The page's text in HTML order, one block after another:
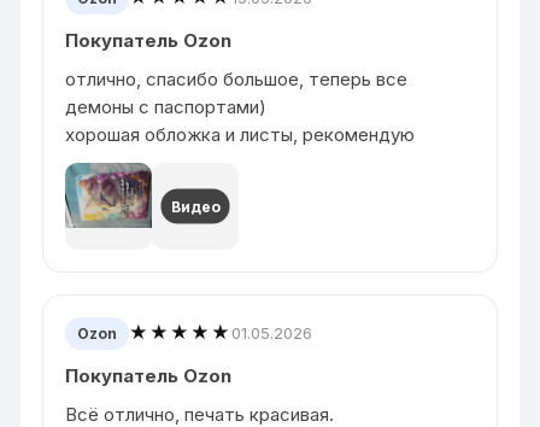
Покупатель Ozon
отлично, спасибо большое, теперь все
демоны с паспортами)
хорошая обложка и листы, рекомендую
Видео
Ozon ★★★★★ 01.05.2026
Покупатель Ozon
Всё отлично, печать красивая.